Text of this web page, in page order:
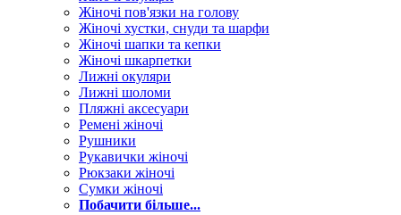
Жіночі пов'язки на голову
Жіночі хустки, снуди та шарфи
Жіночі шапки та кепки
Жіночі шкарпетки
Лижні окуляри
Лижні шоломи
Пляжні аксесуари
Ремені жіночі
Рушники
Рукавички жіночі
Рюкзаки жіночі
Сумки жіночі
Побачити більше...